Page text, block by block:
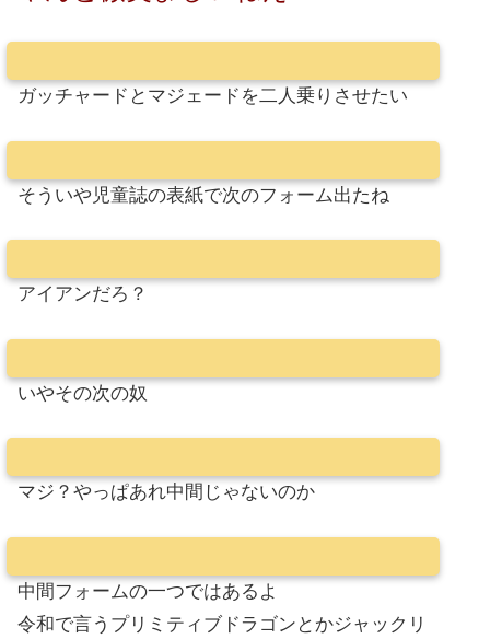
ガッチャードとマジェードを二人乗りさせたい
そういや児童誌の表紙で次のフォーム出たね
アイアンだろ？
いやその次の奴
マジ？やっぱあれ中間じゃないのか
中間フォームの一つではあるよ
令和で言うプリミティブドラゴンとかジャックリ